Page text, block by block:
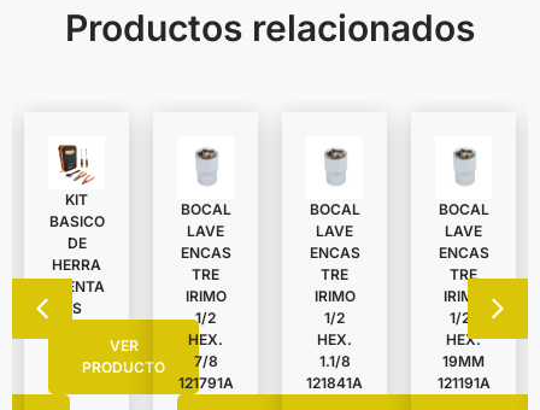
Productos relacionados
KIT
BASICO
DE
HERRA
MIENTA
S
VER
PRODUCTO
BOCAL
LAVE
ENCAS
TRE
IRIMO
1/2
HEX.
7/8
121791A
BOCAL
LAVE
ENCAS
TRE
IRIMO
1/2
HEX.
1.1/8
121841A
BOCAL
LAVE
ENCAS
TRE
IRIMO
1/2″
HEX.
19MM
121191A